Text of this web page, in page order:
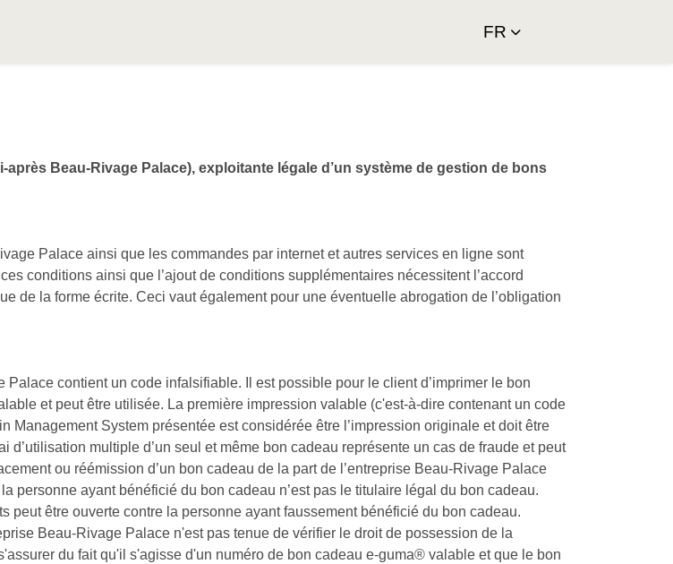
FR
Beau-Rivage Palace), exploitante légale d’un système de gestion de bons
Palace ainsi que les commandes par internet et autres services en ligne sont
conditions ainsi que l’ajout de conditions supplémentaires nécessitent l’accord
de la forme écrite. Ceci vaut également pour une éventuelle abrogation de l’obligation
contient un code infalsifiable. Il est possible pour le client d’imprimer le bon
et peut être utilisée. La première impression valable (c'est-à-dire contenant un code
System présentée est considérée être l’impression originale et doit être
d’utilisation multiple d’un seul et même bon cadeau représente un cas de fraude et peut
ou réémission d’un bon cadeau de la part de l’entreprise Beau-Rivage Palace
personne ayant bénéficié du bon cadeau n’est pas le titulaire légal du bon cadeau.
être ouverte contre la personne ayant faussement bénéficié du bon cadeau.
Beau-Rivage Palace n'est pas tenue de vérifier le droit de possession de la
du fait qu'il s'agisse d'un numéro de bon cadeau e-guma® valable et que le bon